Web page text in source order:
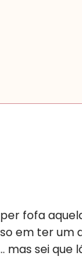
fofa
em ter um
mas sei que